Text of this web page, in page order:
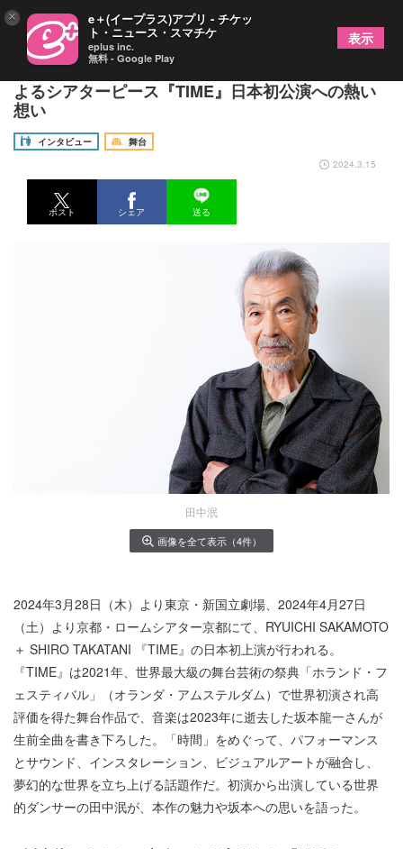
田中泯（出演）が語る、坂本龍一さんと高谷史郎に
よるシアターピース『TIME』日本初公演への熱い
想い
インタビュー
舞台
2024.3.15
ポスト シェア 送る
田中泯
画像を全て表示（4件）
2024年3月28日（木）より東京・新国立劇場、2024年4月27日
（土）より京都・ロームシアター京都にて、RYUICHI SAKAMOTO
＋ SHIRO TAKATANI 『TIME』の日本初上演が行われる。
『TIME』は2021年、世界最大級の舞台芸術の祭典「ホランド・フ
ェスティバル」（オランダ・アムステルダム）で世界初演され高
評価を得た舞台作品で、音楽は2023年に逝去した坂本龍一さんが
生前全曲を書き下ろした。「時間」をめぐって、パフォーマンス
とサウンド、インスタレーション、ビジュアルアートが融合し、
夢幻的な世界を立ち上げる話題作だ。初演から出演している世界
的ダンサーの田中泯が、本作の魅力や坂本への思いを語った。
× e＋(イープラス)アプリ - チケッ
ト・ニュース・スマチケ
eplus inc.
無料 - Google Play
表示